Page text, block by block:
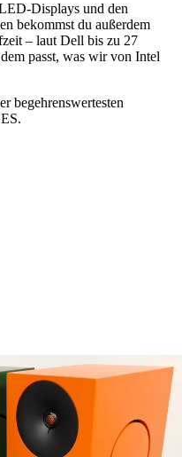
Displays und den
bekommst du außerdem
– laut Dell bis zu 27
passt, was wir von Intel
begehrenswertesten